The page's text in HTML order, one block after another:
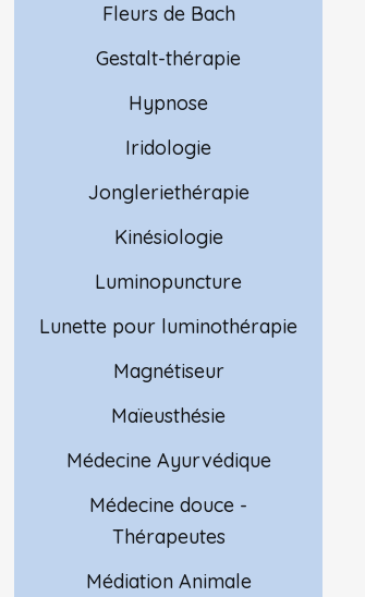
Fleurs de Bach
Gestalt-thérapie
Hypnose
Iridologie
Jongleriethérapie
Kinésiologie
Luminopuncture
Lunette pour luminothérapie
Magnétiseur
Maïeusthésie
Médecine Ayurvédique
Médecine douce -
Thérapeutes
Médiation Animale